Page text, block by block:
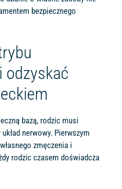
bezpiecznego
odzyskać
bazą, rodzic musi
nerwowy. Pierwszym
zmęczenia i
rodzic czasem doświadcza